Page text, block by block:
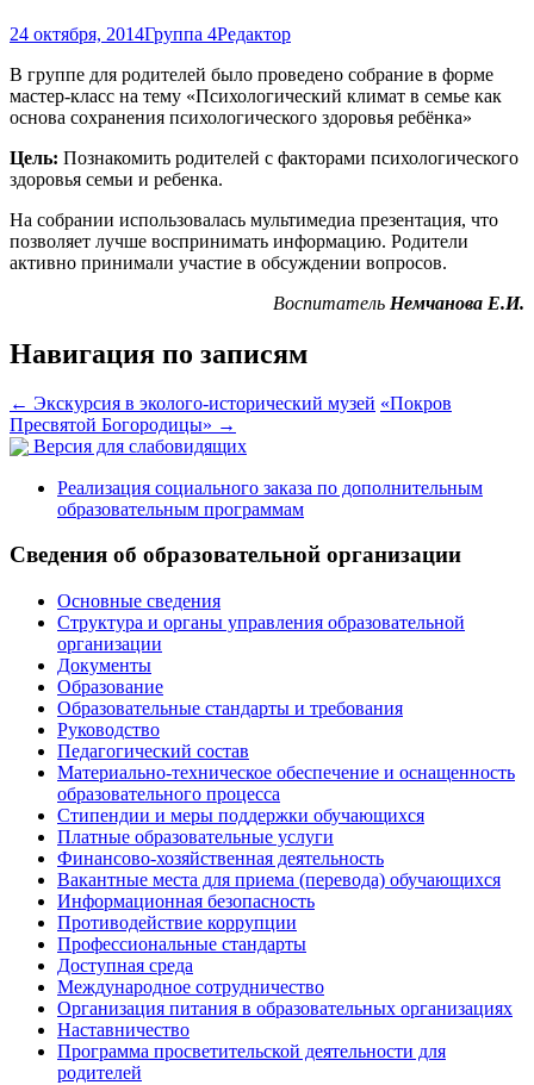
24 октября, 2014Группа 4Редактор
В группе для родителей было проведено собрание в форме
мастер-класс на тему «Психологический климат в семье как
основа сохранения психологического здоровья ребёнка»
Цель: Познакомить родителей с факторами психологического
здоровья семьи и ребенка.
На собрании использовалась мультимедиа презентация, что
позволяет лучше воспринимать информацию. Родители
активно принимали участие в обсуждении вопросов.
Воспитатель Немчанова Е.И.
Навигация по записям
← Экскурсия в эколого-исторический музей «Покров
Пресвятой Богородицы» →
Версия для слабовидящих
Реализация социального заказа по дополнительным
образовательным программам
Сведения об образовательной организации
Основные сведения
Структура и органы управления образовательной
организации
Документы
Образование
Образовательные стандарты и требования
Руководство
Педагогический состав
Материально-техническое обеспечение и оснащенность
образовательного процесса
Стипендии и меры поддержки обучающихся
Платные образовательные услуги
Финансово-хозяйственная деятельность
Вакантные места для приема (перевода) обучающихся
Информационная безопасность
Противодействие коррупции
Профессиональные стандарты
Доступная среда
Международное сотрудничество
Организация питания в образовательных организациях
Наставничество
Программа просветительской деятельности для
родителей